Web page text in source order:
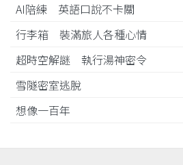
AI陪練 英語口說不卡關
行李箱 裝滿旅人各種心情
超時空解謎 執行湯神密令
雪隧密室逃脫
想像一百年